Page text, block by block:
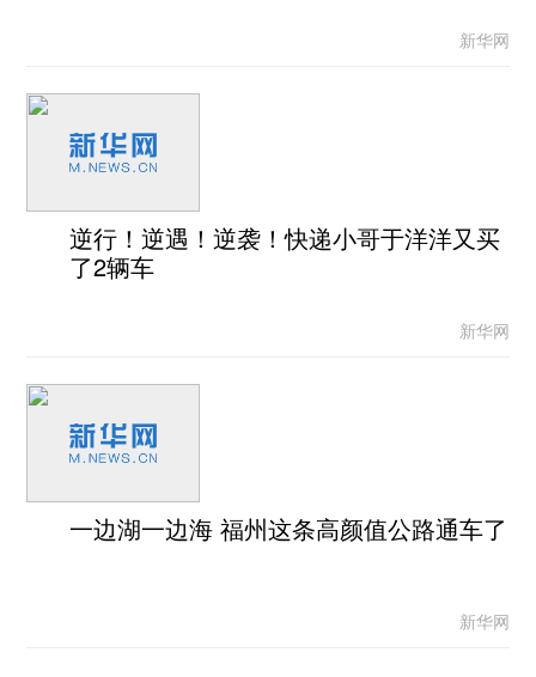
新华网
逆行！逆遇！逆袭！快递小哥于洋洋又买
了2辆车
新华网
一边湖一边海 福州这条高颜值公路通车了
新华网